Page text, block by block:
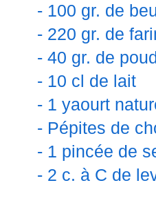
- 100 gr. de
- 220 gr. de
- 40 gr. de
- 10 cl de lait
- 1 yaourt
- Pépites de
- 1 pincée de
- 2 c. à C de